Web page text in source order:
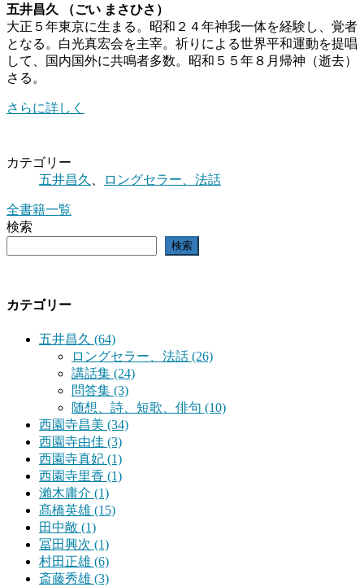
五井昌久 （ごい まさひさ）
大正５年東京に生まる。昭和２４年神我一体を経験し、覚者
となる。白光真宏会を主宰。祈りによる世界平和運動を提唱
して、国内国外に共鳴者多数。昭和５５年８月帰神（逝去）
さる。
さらに詳しく
カテゴリー
五井昌久
ロングセラー、法話
全書籍一覧
検索
検索
カテゴリー
五井昌久 (64)
ロングセラー、法話 (26)
講話集 (24)
問答集 (3)
随想、詩、短歌、俳句 (10)
西園寺昌美 (34)
西園寺由佳 (3)
西園寺真妃 (1)
西園寺里香 (1)
瀨木庸介 (1)
髙橋英雄 (15)
田中敞 (1)
冨田興次 (1)
村田正雄 (6)
斎藤秀雄 (3)